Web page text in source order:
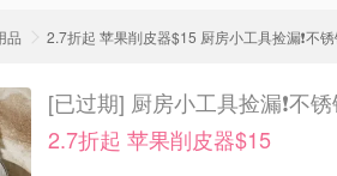
品 2.7折起 苹果削皮器$15 厨房小工具捡漏❗不
[已过期] 厨房小工具捡漏❗不
2.7折起 苹果削皮器$15